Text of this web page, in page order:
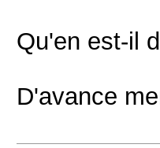
Qu'en est-il
D'avance